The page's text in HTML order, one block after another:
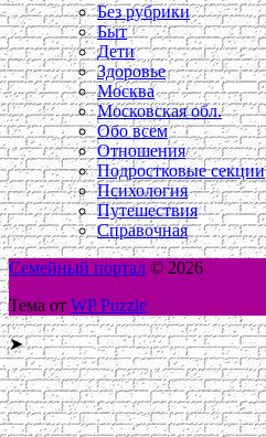
Без рубрики
Быт
Дети
Здоровье
Москва
Московская обл.
Обо всем
Отношения
Подростковые секции
Психология
Путешествия
Справочная
Семейный портал © 2026
Тема от WP Puzzle
➤